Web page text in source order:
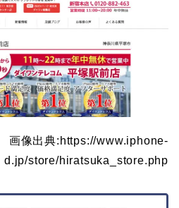
画像出典:https://www.iphone-
d.jp/store/hiratsuka_store.php